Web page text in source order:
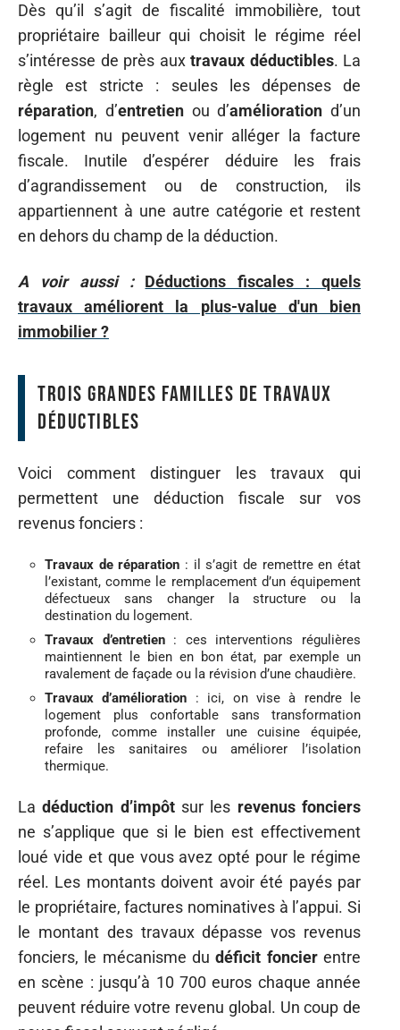
Dès qu’il s’agit de fiscalité immobilière, tout
propriétaire bailleur qui choisit le régime réel
s’intéresse de près aux travaux déductibles. La
règle est stricte : seules les dépenses de
réparation, d’entretienou d’amélioration d’un
logement nu peuvent venir alléger la facture
fiscale. Inutile d’espérer déduire les frais
d’agrandissement ou de construction, ils
appartiennent à une autre catégorie et restent
en dehors du champ de la déduction.
A voir aussi :
Déductions fiscales : quels
travaux améliorent la plus-value d'un bien
immobilier ?
Trois grandes familles de travaux
déductibles
Voici comment distinguer les travaux qui
permettent une déduction fiscale sur vos
revenus fonciers :
Travaux de réparation : il s’agit de remettre en état
l’existant, comme le remplacement d’un équipement
défectueux sans changer la structure ou la
destination du logement.
Travaux d’entretien: ces interventions régulières
maintiennent le bien en bon état, par exemple un
ravalement de façade ou la révision d’une chaudière.
Travaux d’amélioration : ici, on vise à rendre le
logement plus confortable sans transformation
profonde, comme installer une cuisine équipée,
refaire les sanitaires ou améliorer l’isolation
thermique.
Ladéduction d’impôtsur les revenus fonciers
ne s’applique que si le bien est effectivement
loué vide et que vous avez opté pour le régime
réel. Les montants doivent avoir été payés par
le propriétaire, factures nominatives à l’appui. Si
le montant des travaux dépasse vos revenus
fonciers, le mécanisme dudéficit foncierentre
en scène : jusqu’à 10 700 euros chaque année
peuvent réduire votre revenu global. Un coup de